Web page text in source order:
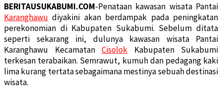
BERITAUSUKABUMI.COM-Penataan kawasan wisata Pantai
Karanghawu diyakini akan berdampak pada peningkatan
perekonomian di Kabupaten Sukabumi. Sebelum ditata
seperti sekarang ini, dulunya kawasan wisata Pantai
Karanghawu Kecamatan Cisolok Kabupaten Sukabumi
terkesan terabaikan. Semrawut, kumuh dan pedagang kaki
lima kurang tertata sebagaimana mestinya sebuah destinasi
wisata.